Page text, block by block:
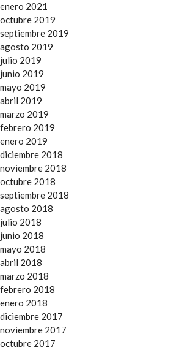
enero 2021
octubre 2019
septiembre 2019
agosto 2019
julio 2019
junio 2019
mayo 2019
abril 2019
marzo 2019
febrero 2019
enero 2019
diciembre 2018
noviembre 2018
octubre 2018
septiembre 2018
agosto 2018
julio 2018
junio 2018
mayo 2018
abril 2018
marzo 2018
febrero 2018
enero 2018
diciembre 2017
noviembre 2017
octubre 2017